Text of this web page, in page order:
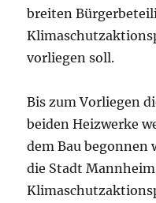
breiten
vorliegen soll.
Bis zum Vorliegen
beiden Heizwerke
dem Bau begonnen
die Stadt